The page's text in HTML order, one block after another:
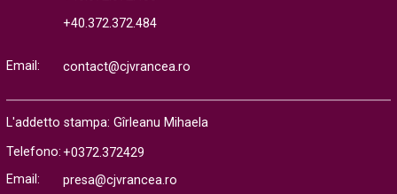
+40.372.372.484
Email: contact@cjvrancea.ro
L'addetto stampa: Gîrleanu Mihaela
Telefono: +0372.372429
Email:
presa@cjvrancea.ro